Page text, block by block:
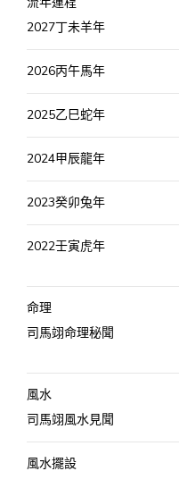
2027丁未羊年
2026丙午馬年
2025乙巳蛇年
2024甲辰龍年
2023癸卯兔年
2022壬寅虎年
命理
司馬翊命理秘聞
風水
司馬翊風水見聞
風水擺設